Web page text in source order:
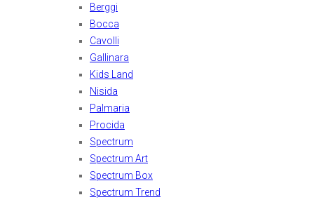
Berggi
Bocca
Cavolli
Gallinara
Kids Land
Nisida
Palmaria
Procida
Spectrum
Spectrum Art
Spectrum Box
Spectrum Trend